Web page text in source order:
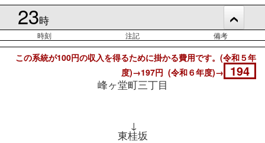
23時
時刻 注記 備考
この系統が100円の収入を得るために掛かる費用です。(令和５年
度)→197円 (令和６年度)→
194
峰ヶ堂町三丁目
↓
東桂坂